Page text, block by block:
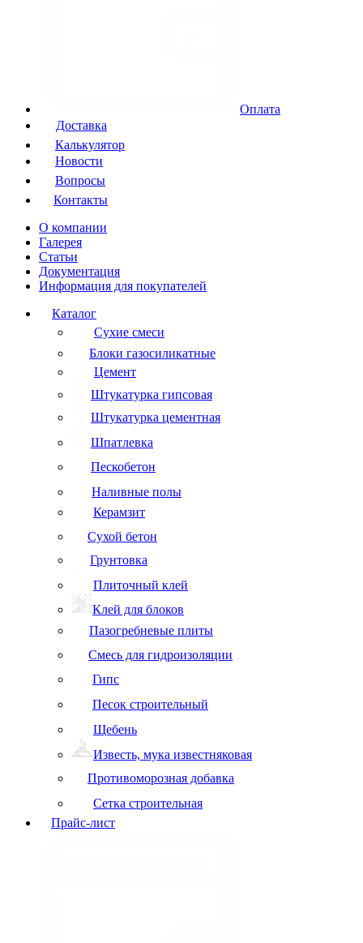
Оплата
Доставка
Калькулятор
Новости
Вопросы
Контакты
О компании
Галерея
Статьи
Документация
Информация для покупателей
Каталог
Сухие смеси
Блоки газосиликатные
Цемент
Штукатурка гипсовая
Штукатурка цементная
Шпатлевка
Пескобетон
Наливные полы
Керамзит
Сухой бетон
Грунтовка
Плиточный клей
Клей для блоков
Пазогребневые плиты
Смесь для гидроизоляции
Гипс
Песок строительный
Щебень
Известь, мука известняковая
Противоморозная добавка
Сетка строительная
Прайс-лист